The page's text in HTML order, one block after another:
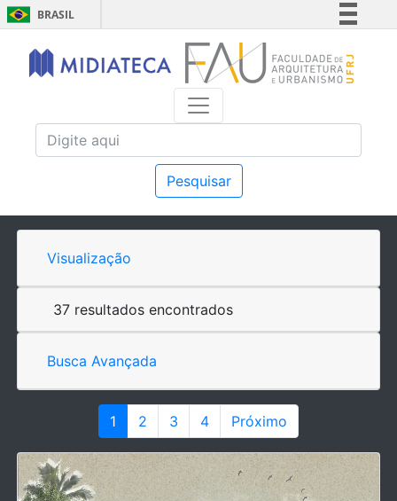
BRASIL
Simplifique!
Comunica BR
Acesso à informação
Pesquisar
Visualização
37 resultados encontrados
Busca Avançada
1 2 3 4 Próximo